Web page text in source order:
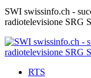
SWI swissinfo.ch -
radiotelevisione SRG
RTS